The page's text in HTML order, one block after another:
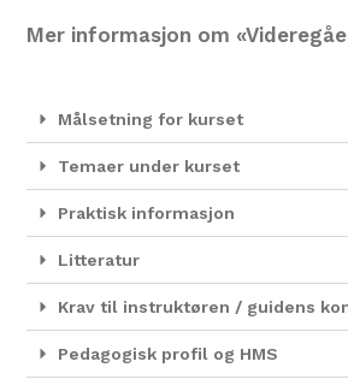
Mer informasjon om
Målsetning for kurset
Temaer under kurset
Praktisk informasjon
Litteratur
Krav til instruktøren / guidens
Pedagogisk profil og HMS